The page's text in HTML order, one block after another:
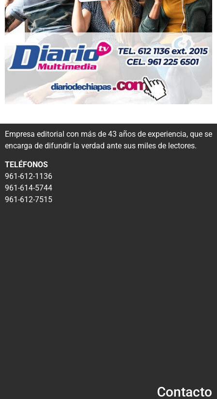
Empresa editorial con más de 43 años de experiencia, que se
encarga de difundir la verdad ante sus miles de lectores.
TELÉFONOS
961-612-1136
961-614-5744
961-612-7515
Contacto